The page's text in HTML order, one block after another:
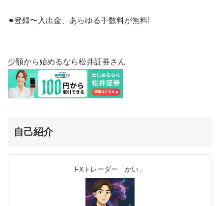
⚫︎登録〜入出金、あらゆる手数料が無料!
少額から始めるなら松井証券さん
自己紹介
FXトレーダー「かい」